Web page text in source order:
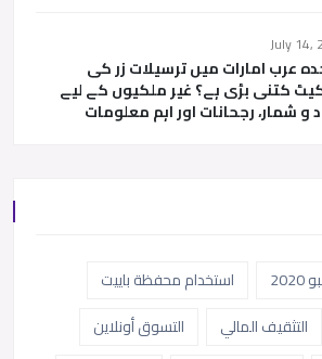
July 14,
عرب امارات میں ترسیلات زر کی
کتنی بڑی ہے؟ غیر ملکیوں کے لیے
و شمار، رجحانات اور اہم معلومات
استخدام محفظة باييت
التثقيف المالي
التسوق أونلاين